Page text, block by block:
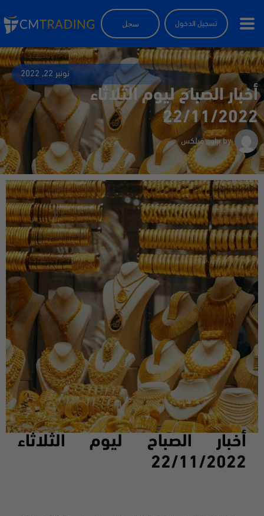
تسجيل الدخول سجل
نونبر 22, 2022
أخبار الصباح ليوم الثلاثاء
22/11/2022
by براون فيلكس
أخبار الصباح ليوم الثلاثاء
22/11/2022